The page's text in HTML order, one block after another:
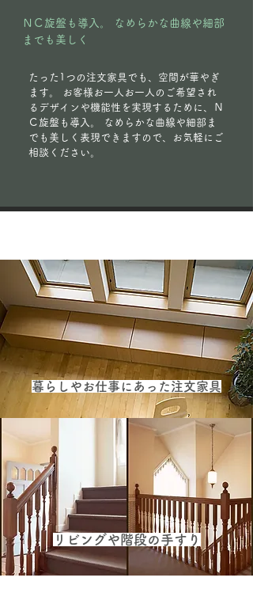
ＮＣ旋盤も導入。 なめらかな曲線や細部
までも美しく
たった1つの注文家具でも、空間が華やぎ
ます。 お客様お一人お一人のご希望され
るデザインや機能性を実現するために、Ｎ
Ｃ旋盤も導入。 なめらかな曲線や細部ま
でも美しく表現できますので、お気軽にご
相談ください。
暮らしやお仕事にあった注文家具
リビングや階段の手すり